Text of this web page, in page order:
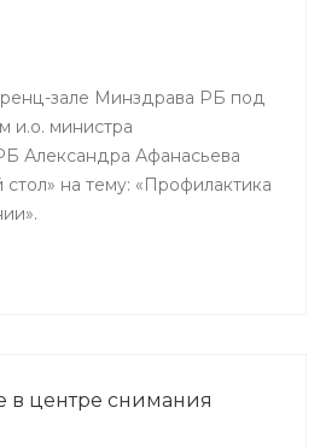
зале Минздрава РБ под
и.о. министра
Александра Афанасьева
стол» на тему: «Профилактика
в центре снимания